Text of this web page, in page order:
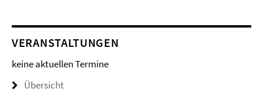
VERANSTALTUNGEN
keine aktuellen Termine
Übersicht